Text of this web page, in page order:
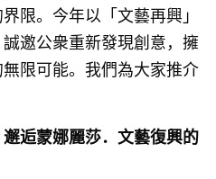
限。今年以「文藝再興」
邀公衆重新發現創意，擁
限可能。我們為大家推介
邂逅蒙娜麗莎．文藝復興的